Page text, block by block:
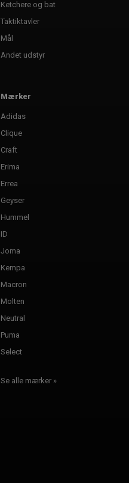
Ketchere og bat
Taktiktavler
Mål
Andet udstyr
Mærker
Adidas
Clique
Craft
Erima
Errea
Geyser
Hummel
ID
Joma
Kempa
Macron
Molten
Neutral
Puma
Select
Se alle mærker »